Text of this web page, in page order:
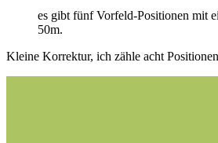
es gibt fünf Vorfeld-Positionen mit
50m.
Kleine Korrektur, ich zähle acht